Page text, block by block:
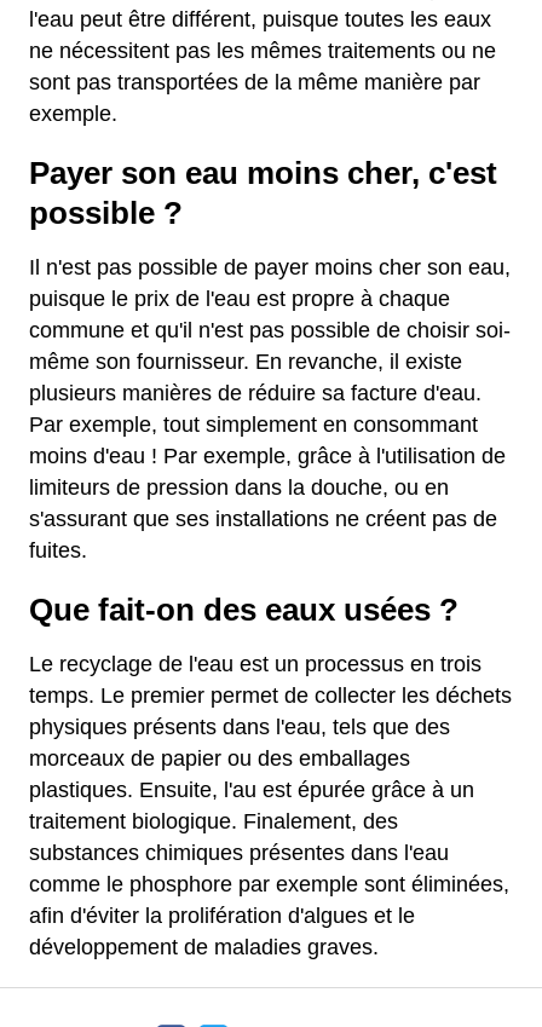
l'eau peut être différent, puisque toutes les eaux
ne nécessitent pas les mêmes traitements ou ne
sont pas transportées de la même manière par
exemple.
Payer son eau moins cher, c'est
possible ?
Il n'est pas possible de payer moins cher son eau,
puisque le prix de l'eau est propre à chaque
commune et qu'il n'est pas possible de choisir soi-
même son fournisseur. En revanche, il existe
plusieurs manières de réduire sa facture d'eau.
Par exemple, tout simplement en consommant
moins d'eau ! Par exemple, grâce à l'utilisation de
limiteurs de pression dans la douche, ou en
s'assurant que ses installations ne créent pas de
fuites.
Que fait-on des eaux usées ?
Le recyclage de l'eau est un processus en trois
temps. Le premier permet de collecter les déchets
physiques présents dans l'eau, tels que des
morceaux de papier ou des emballages
plastiques. Ensuite, l'au est épurée grâce à un
traitement biologique. Finalement, des
substances chimiques présentes dans l'eau
comme le phosphore par exemple sont éliminées,
afin d'éviter la prolifération d'algues et le
développement de maladies graves.